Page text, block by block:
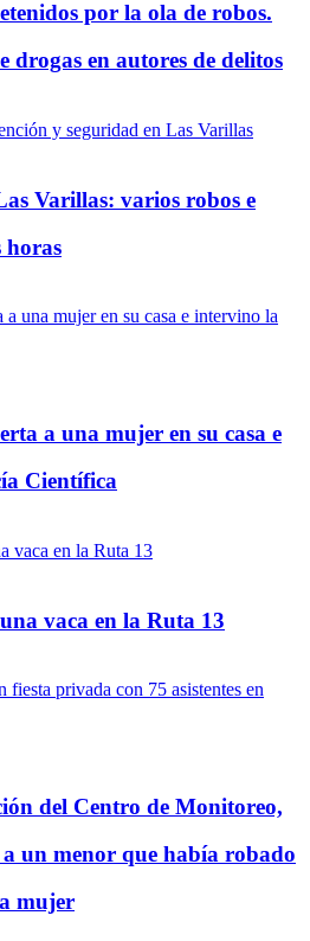
por la ola de robos.
drogas en autores de delitos
Varillas: varios robos e
horas
a una mujer en su casa e
Científica
vaca en la Ruta 13
del Centro de Monitoreo,
un menor que había robado
mujer